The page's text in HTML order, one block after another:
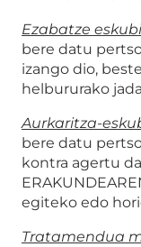
Ezabatze
bere datu
izango dio,
helbururako
Aurkaritza-
bere datu
kontra agertu
egiteko edo
Tratamendua